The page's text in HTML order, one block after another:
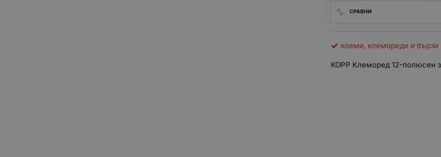
СРАВНИ
клеми, клемореди и бързи
KOPP Клеморед 12-полюсен